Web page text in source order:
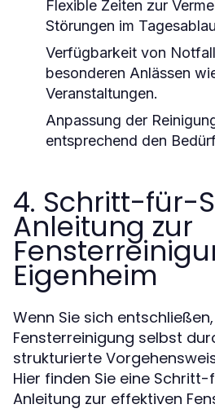
Flexible Zeiten zur
Störungen im
Verfügbarkeit von
besonderen Anlässen
Veranstaltungen.
Anpassung der
entsprechend den
4. Schritt-für-
Anleitung zur
Eigenheim
Wenn Sie sich
Fensterreinigung selbst
strukturierte
Hier finden Sie eine
Anleitung zur effektiven